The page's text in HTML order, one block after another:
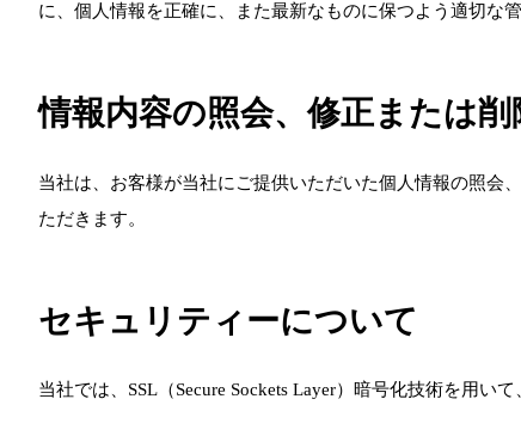
に、個人情報を正確に、また最新なものに保つよう適切な管
情報内容の照会、修正または削
当社は、お客様が当社にご提供いただいた個人情報の照会
ただきます。
セキュリティーについて
当社では、SSL（Secure Sockets Layer）暗号化技術を用い